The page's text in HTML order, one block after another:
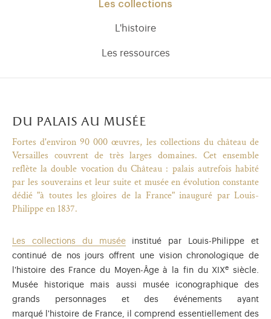
onglet)
nouvel onglet)
fenêtre modale)
de l'application (ouverture dans un nouvel onglet)
Les collections
L'histoire
Les ressources
du palais au musée
Fortes d'environ 90 000 œuvres, les collections du château de
Versailles couvrent de très larges domaines. Cet ensemble
reflète la double vocation du Château : palais autrefois habité
par les souverains et leur suite et musée en évolution constante
dédié "à toutes les gloires de la France" inauguré par Louis-
Philippe en 1837.
Les collections du muséeinstitué par Louis-Philippe et
continué de nos jours offrent une vision chronologique de
l'histoire des France du Moyen-Âge à la fin du XIXe
siècle.
Musée historique mais aussi musée iconographique des
grands personnages et des événements ayant
marqué l'histoire de France, il comprend essentiellement des